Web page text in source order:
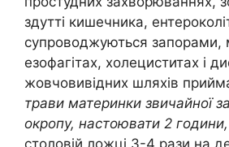
здутті кишечника,
супроводжуються запорами,
езофагітах, холециститах і
жовчовивідних шляхів
трави материнки звичайної
окропу, настоювати 2
столовій ложці 3-4 рази на